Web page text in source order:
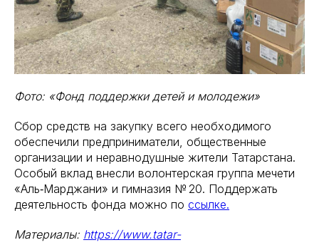
Фото: «Фонд поддержки детей и молодежи»
Сбор средств на закупку всего необходимого
обеспечили предприниматели, общественные
организации и неравнодушные жители Татарстана.
Особый вклад внесли волонтерская группа мечети
«Аль‑Марджани» и гимназия № 20. Поддержать
деятельность фонда можно по ссылке.
Материалы: https://www.tatar-